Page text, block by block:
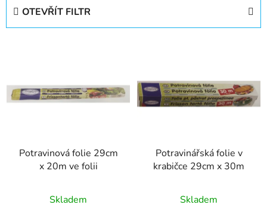
o
d
OTEVŘÍT FILTR
Potravinová folie 29cm
x 20m ve folii
Skladem
Potravinářská folie v
krabičce 29cm x 30m
Skladem